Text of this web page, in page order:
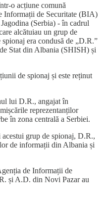
o acțiune comună
Informații de Securitate (BIA)
(Serbia) - în cadrul
alcătuiau un grup de
era condusă de „D.R.”
Stat din Albania (SHISH) și
de spionaj și este reținut
lui D.R., angajat în
reprezentanților
în zona centrală a Serbiei.
grup de spionaj, D.R.,
de informații din Albania și
de Informații de
și A.D. din Novi Pazar au